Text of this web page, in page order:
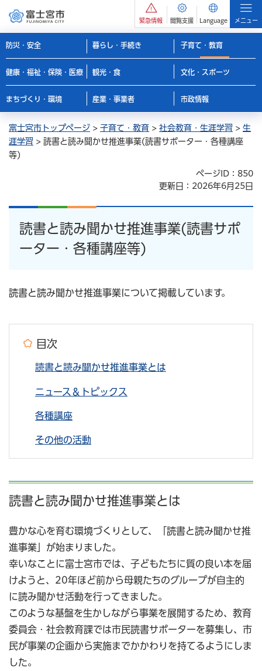
緊急情報 閲覧支援 Language メニュー
防災・安全 暮らし・手続き 子育て・教育
健康・福祉・保険・医療 観光・食 文化・スポーツ
まちづくり・環境 産業・事業者 市政情報
富士宮市トップページ > 子育て・教育 > 社会教育・生涯学習 > 生
涯学習 > 読書と読み聞かせ推進事業(読書サポーター・各種講座
等)
ページID：850
更新日：2026年6月25日
読書と読み聞かせ推進事業(読書サポ
ーター・各種講座等)
読書と読み聞かせ推進事業について掲載しています。
目次
読書と読み聞かせ推進事業とは
ニュース＆トピックス
各種講座
その他の活動
読書と読み聞かせ推進事業とは
豊かな心を育む環境づくりとして、「読書と読み聞かせ推
進事業」が始まりました。
幸いなことに富士宮市では、子どもたちに質の良い本を届
けようと、20年ほど前から母親たちのグループが自主的
に読み聞かせ活動を行ってきました。
このような基盤を生かしながら事業を展開するため、教育
委員会・社会教育課では市民読書サポーターを募集し、市
民が事業の企画から実施までかかわりを持てるようにしま
した。